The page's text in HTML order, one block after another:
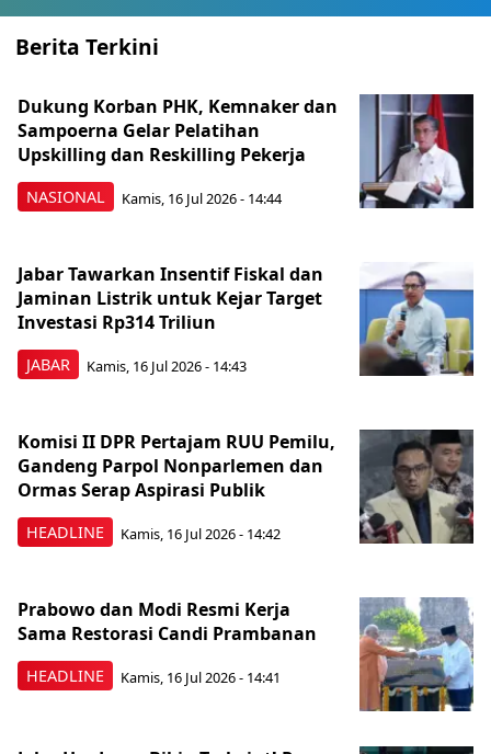
Berita Terkini
NASIONAL
Dukung Korban PHK, Kemnaker dan
Sampoerna Gelar Pelatihan
Upskilling dan Reskilling Pekerja
Kamis, 16 Jul 2026 - 14:44
JABAR
Jabar Tawarkan Insentif Fiskal dan
Jaminan Listrik untuk Kejar Target
Investasi Rp314 Triliun
Kamis, 16 Jul 2026 - 14:43
HEADLINE
Komisi II DPR Pertajam RUU Pemilu,
Gandeng Parpol Nonparlemen dan
Ormas Serap Aspirasi Publik
Kamis, 16 Jul 2026 - 14:42
HEADLINE
Prabowo dan Modi Resmi Kerja
Sama Restorasi Candi Prambanan
Kamis, 16 Jul 2026 - 14:41